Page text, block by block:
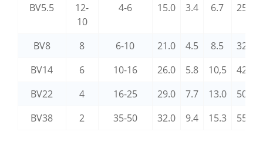
BV5.5
12-
10
4-6 15.0 3.4 6.7 25.0
BV8 8 6-10 21.0 4.5 8.5
32.0
BV14
6 10-16 26.0 5.8 10,5
42.0
BV22
4 16-25 29.0 7.7 13.0
50,0
BV38
2 35-50 32.0 9.4 15.3 55.0